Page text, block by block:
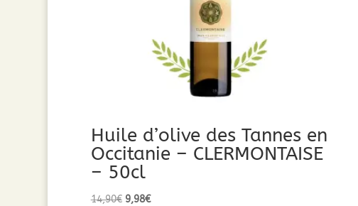
Huile d’olive des Tannes en
Occitanie – CLERMONTAISE
– 50cl
14,90€ Le
9,98€Le